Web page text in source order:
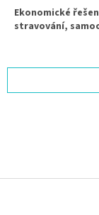
Ekonomické
stravování,